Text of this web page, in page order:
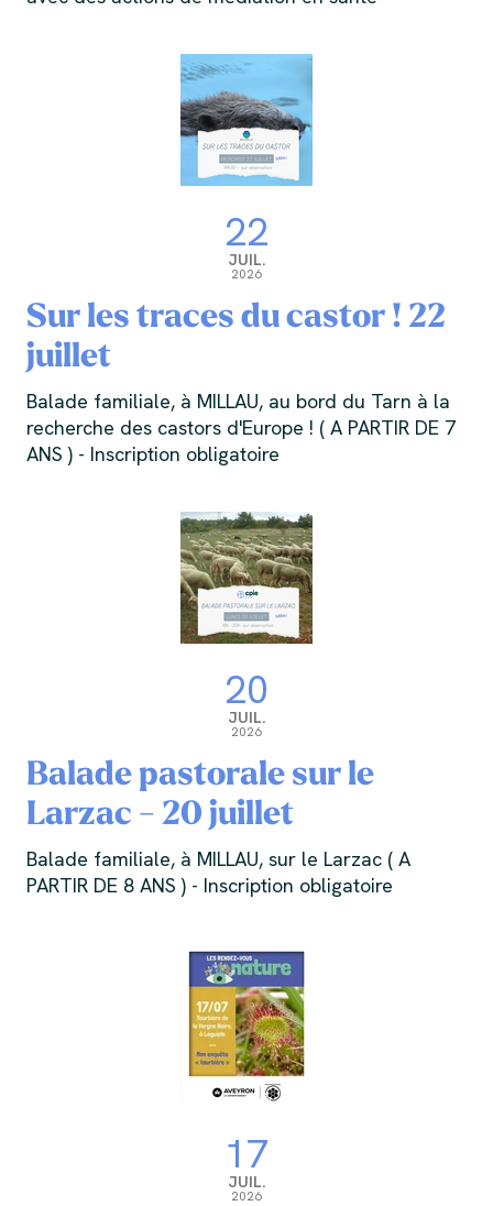
22
JUIL.
2026
Sur les traces du castor ! 22
juillet
Balade familiale, à MILLAU, au bord du Tarn à la
recherche des castors d'Europe ! ( A PARTIR DE 7
ANS ) - Inscription obligatoire
20
JUIL.
2026
Balade pastorale sur le
Larzac - 20 juillet
Balade familiale, à MILLAU, sur le Larzac ( A
PARTIR DE 8 ANS ) - Inscription obligatoire
17
JUIL.
2026